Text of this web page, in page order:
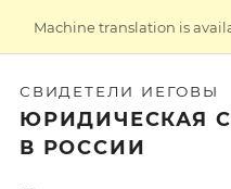
Machine translation is
СВИДЕТЕЛИ ИЕГОВЫ
ЮРИДИЧЕСКАЯ
В РОССИИ